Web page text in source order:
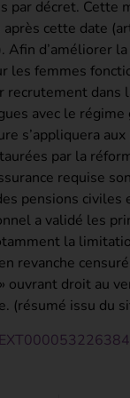
par décret. Cette
cette date
d’améliorer
les femmes
recrutement
avec le
s’appliquera
par la
requise
pensions
a validé les
la
revanche
ouvrant droit au
(résumé issu du